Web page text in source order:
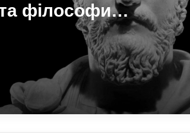
філософи
століття: уроки
покоління